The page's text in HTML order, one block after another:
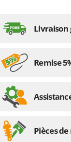
Égreneuses
Éleveuses
Épareuses
Campingaz
Castellari
Char-Broil
Classe
Cofra
Remise
Pièces